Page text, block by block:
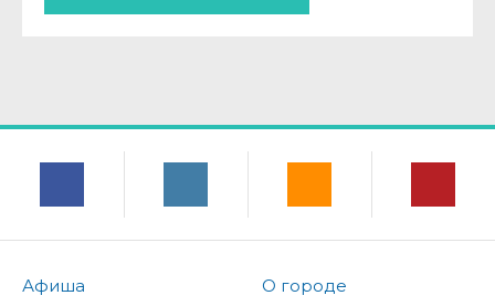
Афиша
О городе